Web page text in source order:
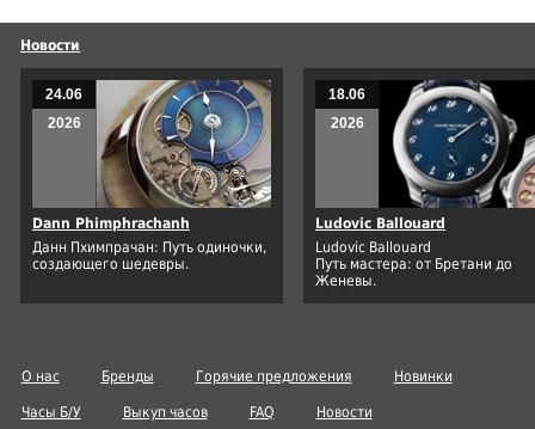
Новости
24.06
2026
Dann Phimphrachanh
Данн Пхимпрачан: Путь одиночки,
создающего шедевры.
18.06
2026
Ludovic Ballouard
Ludovic Ballouard
Путь мастера: от Бретани до
Женевы.
О нас Бренды Горячие предложения Новинки
Часы Б/У Выкуп часов FAQ Новости